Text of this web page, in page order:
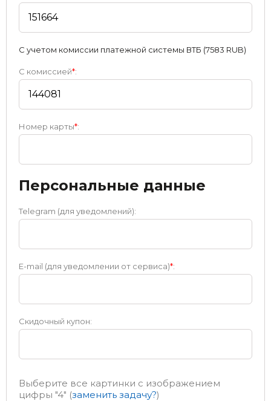
С учетом комиссии платежной системы ВТБ (7583 RUB)
С комиссией*:
Номер карты*:
Персональные данные
Telegram (для уведомлений):
E-mail (для уведомлении от сервиса)*:
Скидочный купон:
Выберите все картинки с изображением
цифры "4" (заменить задачу?)